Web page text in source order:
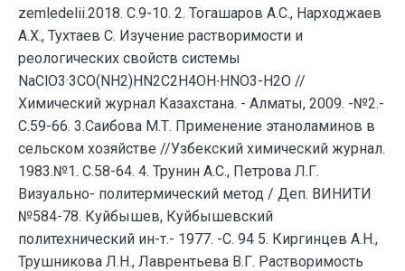
zemledelii.2018. С.9-10. 2. Тогашаров А.С., Нарходжаев
А.Х., Тухтаев С. Изучение растворимости и
реологических свойств системы
NaClO3·3CO(NH2)HN2C2H4OH∙HNO3-H2O //
Химический журнал Казахстана. - Алматы, 2009. -№2.-
С.59-66. 3.Саибова М.Т. Применение этаноламинов в
сельском хозяйстве //Узбекский химический журнал.
1983.№1. С.58-64. 4. Трунин А.С., Петрова Л.Г.
Визуально- политермический метод / Деп. ВИНИТИ
№584-78. Куйбышев, Куйбышевский
политехнический ин-т.- 1977. -С. 94 5. Киргинцев А.Н.,
Трушникова Л.Н., Лаврентьева В.Г. Растворимость